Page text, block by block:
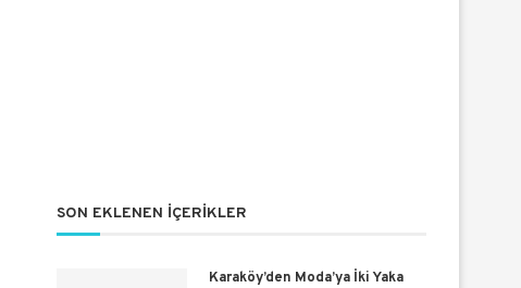
SON EKLENEN İÇERIKLER
Karaköy’den Moda’ya İki Yaka